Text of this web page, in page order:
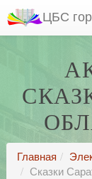
ЦБС
Главная
Сказки